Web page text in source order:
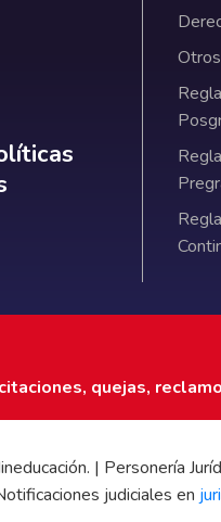
políticas
quejas,
| Personería
judiciales en